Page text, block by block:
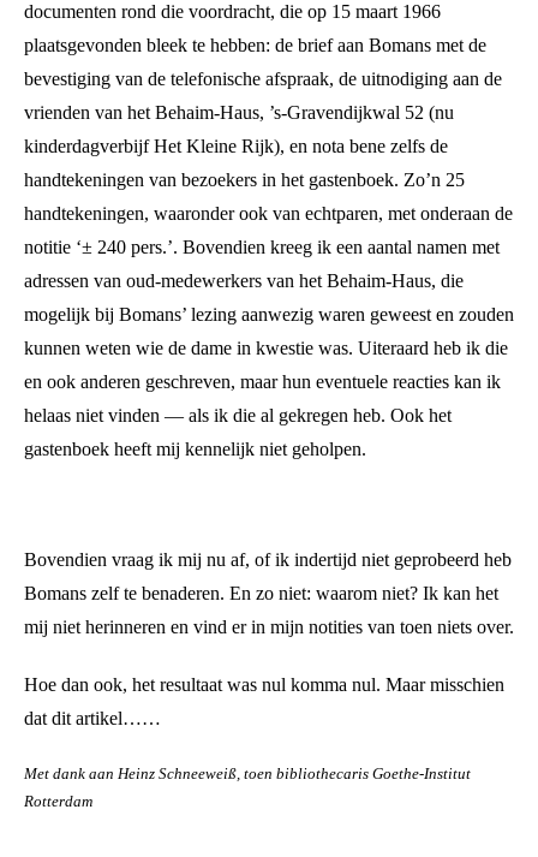
documenten rond die voordracht, die op 15 maart 1966
plaatsgevonden bleek te hebben: de brief aan Bomans met de
bevestiging van de telefonische afspraak, de uitnodiging aan de
vrienden van het Behaim-Haus, ’s-Gravendijkwal 52 (nu
kinderdagverbijf Het Kleine Rijk), en nota bene zelfs de
handtekeningen van bezoekers in het gastenboek. Zo’n 25
handtekeningen, waaronder ook van echtparen, met onderaan de
notitie ‘± 240 pers.’. Bovendien kreeg ik een aantal namen met
adressen van oud-medewerkers van het Behaim-Haus, die
mogelijk bij Bomans’ lezing aanwezig waren geweest en zouden
kunnen weten wie de dame in kwestie was. Uiteraard heb ik die
en ook anderen geschreven, maar hun eventuele reacties kan ik
helaas niet vinden — als ik die al gekregen heb. Ook het
gastenboek heeft mij kennelijk niet geholpen.
Bovendien vraag ik mij nu af, of ik indertijd niet geprobeerd heb
Bomans zelf te benaderen. En zo niet: waarom niet? Ik kan het
mij niet herinneren en vind er in mijn notities van toen niets over.
Hoe dan ook, het resultaat was nul komma nul. Maar misschien
dat dit artikel……
Met dank aan Heinz Schneeweiß, toen bibliothecaris Goethe-Institut
Rotterdam